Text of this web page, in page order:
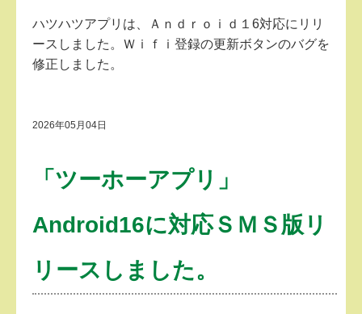
ハツハツアプリは、Ａｎｄｒｏｉｄ１6対応にリリ
ースしました。Ｗｉｆｉ登録の更新ボタンのバグを
修正しました。
2026年05月04日
「ツーホーアプリ」
Android16に対応ＳＭＳ版リ
リースしました。